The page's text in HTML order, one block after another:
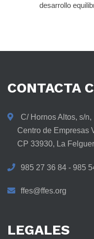
desarrollo
CONTACTA
C/ Hornos Altos, s/n,
Centro de Empresas
CP 33930, La
985 27 36 84 - 985
ffes@ffes.org
LEGALES